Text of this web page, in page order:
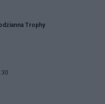
Trophy